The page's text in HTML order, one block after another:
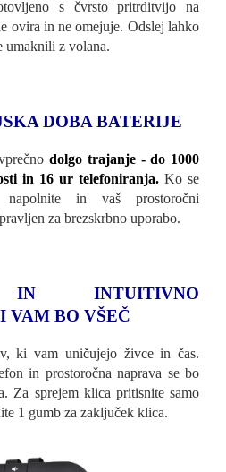
s čvrsto pritrditvijo na
ovira in ne omejuje. Odslej lahko
umaknili z volana.
DOBA BATERIJE
dolgo trajanje - do 1000
in 16 ur telefoniranja. Ko se
in vaš prostoročni
za brezskrbno uporabo.
IN INTUITIVNO
VAM BO VŠEČ
ki vam uničujejo živce in čas.
in prostoročna naprava se bo
Za sprejem klica pritisnite samo
1 gumb za zaključek klica.